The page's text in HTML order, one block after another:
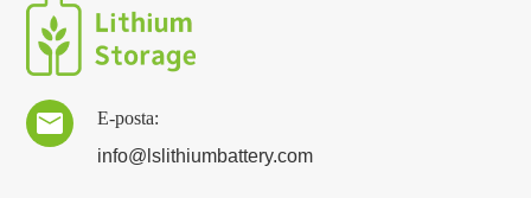

E-posta:
info@lslithiumbattery.com